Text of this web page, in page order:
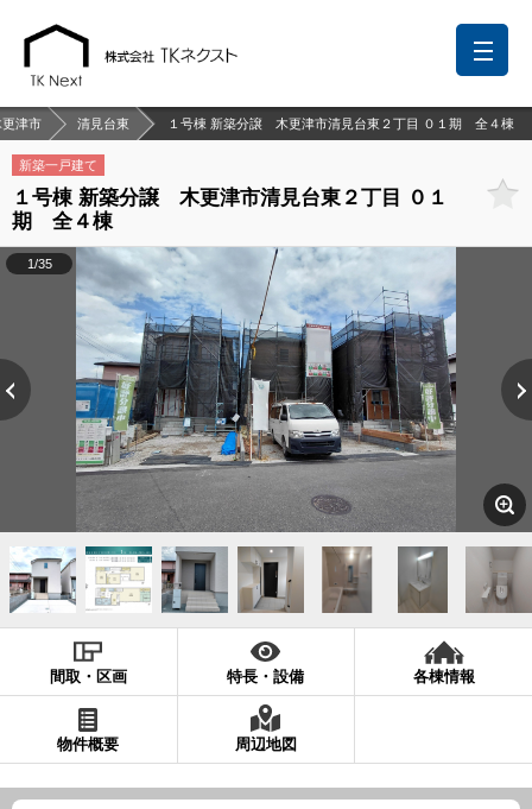
更津市 清見台東 １号棟 新築分譲 木更津市清見台東２丁目 ０１期 全４棟
新築一戸建て
１号棟 新築分譲 木更津市清見台東２丁目 ０１
期 全４棟
1/35
間取・区画 特長・設備 各棟情報
物件概要 周辺地図
前回の履歴 検討リスト 保存した検索条件
中国語での対応も可能です
お問い合わせ
営業メールは固くお断りします
お知らせ
千葉本店 松戸支店 成田支店 木更津支店
東京支店
沖縄支店
現地販売会情報
千葉本店 松戸支店 成田支店 木更津支店
東京支店
スタッフ紹介
千葉本店 成田支店
神奈川支店
沖縄支店